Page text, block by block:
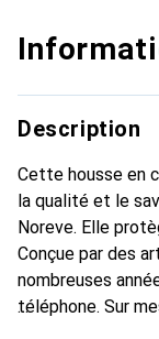
Description
Cette housse en
la qualité et le
Noreve. Elle
Conçue par des
nombreuses
téléphone. Sur